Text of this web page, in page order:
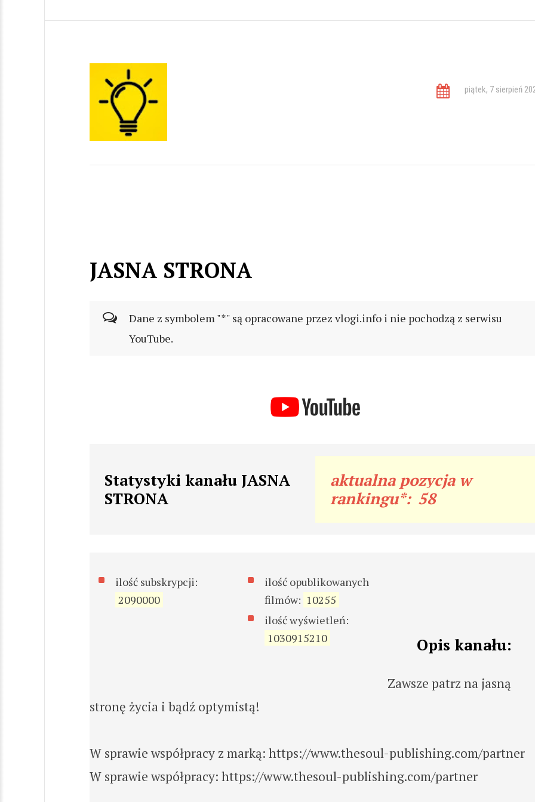
piątek, 7 sierpień
JASNA STRONA
Dane z symbolem "*" są opracowane przez vlogi.info i nie pochodzą z serwisu
YouTube.
Statystyki kanału JASNA
STRONA
aktualna pozycja w
rankingu*: 58
ilość subskrypcji:
2090000
ilość opublikowanych
filmów: 10255
ilość wyświetleń:
1030915210
Opis kanału:
Zawsze patrz na jasną
stronę życia i bądź optymistą!
W sprawie współpracy z marką: https://www.thesoul-publishing.com/partner
W sprawie współpracy: https://www.thesoul-publishing.com/partner